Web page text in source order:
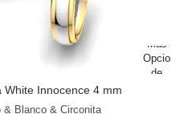
White Innocence 4 mm
& Blanco & Circonita